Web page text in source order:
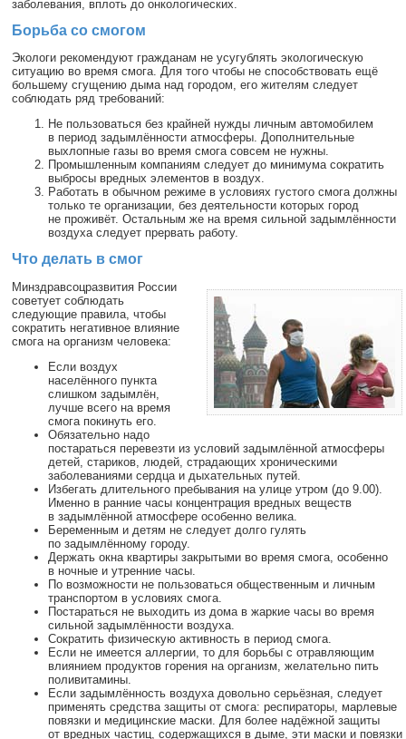
заболевания, вплоть до онкологических.
Борьба со смогом
Экологи рекомендуют гражданам не усугублять экологическую
ситуацию во время смога. Для того чтобы не способствовать ещё
большему сгущению дыма над городом, его жителям следует
соблюдать ряд требований:
Не пользоваться без крайней нужды личным автомобилем
в период задымлённости атмосферы. Дополнительные
выхлопные газы во время смога совсем не нужны.
Промышленным компаниям следует до минимума сократить
выбросы вредных элементов в воздух.
Работать в обычном режиме в условиях густого смога должны
только те организации, без деятельности которых город
не проживёт. Остальным же на время сильной задымлённости
воздуха следует прервать работу.
Что делать в смог
Минздравсоцразвития России
советует соблюдать
следующие правила, чтобы
сократить негативное влияние
смога на организм человека:
Если воздух
населённого пункта
слишком задымлён,
лучше всего на время
смога покинуть его.
Обязательно надо
постараться перевезти из условий задымлённой атмосферы
детей, стариков, людей, страдающих хроническими
заболеваниями сердца и дыхательных путей.
Избегать длительного пребывания на улице утром (до 9.00).
Именно в ранние часы концентрация вредных веществ
в задымлённой атмосфере особенно велика.
Беременным и детям не следует долго гулять
по задымлённому городу.
Держать окна квартиры закрытыми во время смога, особенно
в ночные и утренние часы.
По возможности не пользоваться общественным и личным
транспортом в условиях смога.
Постараться не выходить из дома в жаркие часы во время
сильной задымлённости воздуха.
Сократить физическую активность в период смога.
Если не имеется аллергии, то для борьбы с отравляющим
влиянием продуктов горения на организм, желательно пить
поливитамины.
Если задымлённость воздуха довольно серьёзная, следует
применять средства защиты от смога: респираторы, марлевые
повязки и медицинские маски. Для более надёжной защиты
от вредных частиц, содержащихся в дыме, эти маски и повязки